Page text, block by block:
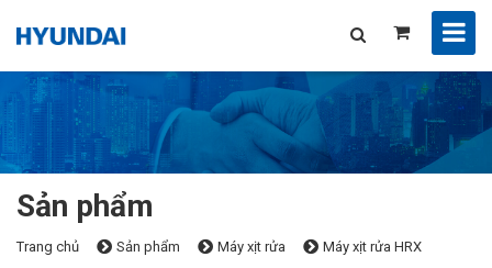
Sản phẩm
Trang chủ Sản phẩm Máy xịt rửa Máy xịt rửa HRX